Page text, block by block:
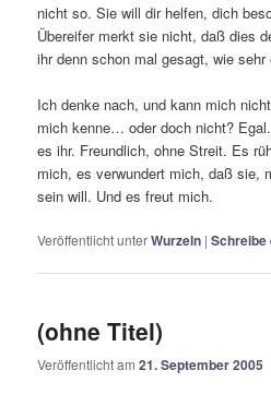
nicht so. Sie will dir helfen, dich
Übereifer merkt sie nicht, daß dies
ihr denn schon mal gesagt, wie sehr
Ich denke nach, und kann mich
mich kenne… oder doch nicht?
es ihr. Freundlich, ohne Streit. Es
mich, es verwundert mich, daß sie,
sein will. Und es freut mich.
Veröffentlicht unterWurzeln |Schreibe
(ohne Titel)
Veröffentlicht am21. September 2005